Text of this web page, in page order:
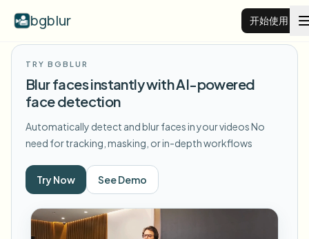
bgblur 开始使用
示例
浏览完整示例库
功能
TRY BGBLUR
Blur faces instantly with AI-powered
face detection
Automatically detect and blur faces in your videosNo
need for tracking, masking, or in-depth workflows
Try Now See Demo